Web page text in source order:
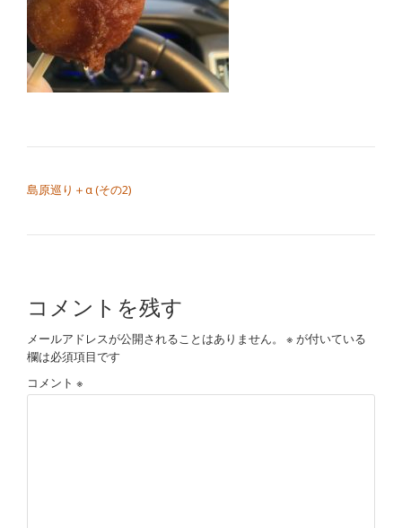
え
島原巡り＋α (その2)
コメントを残す
メールアドレスが公開されることはありません。 ※ が付いている
欄は必須項目です
コメント ※